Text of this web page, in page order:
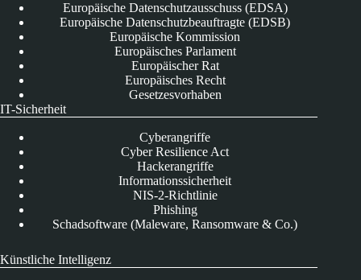
Europäische Datenschutzausschuss (EDSA)
Europäische Datenschutzbeauftragte (EDSB)
Europäische Kommission
Europäisches Parlament
Europäischer Rat
Europäisches Recht
Gesetzesvorhaben
IT-Sicherheit
Cyberangriffe
Cyber Resilience Act
Hackerangriffe
Informationssicherheit
NIS-2-Richtlinie
Phishing
Schadsoftware (Maleware, Ransomware & Co.)
Künstliche Intelligenz